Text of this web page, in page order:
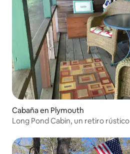
Cabaña en Plymouth
Long Pond Cabin, un retiro rústico